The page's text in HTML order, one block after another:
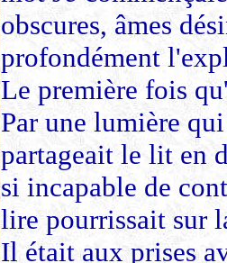
obscures, âmes
profondément
Le première fois
Par une lumière
partageait le lit en
si incapable de
lire pourrissait sur
Il était aux prises